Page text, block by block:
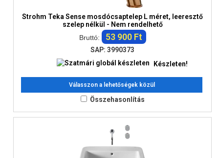
Strohm Teka Sense mosdócsaptelep L méret, leeresztő
szelep nélkül - Nem rendelhető
Bruttó:
53 900 Ft
SAP: 3990373
Készleten!
Válasszon a lehetőségek közül
Összehasonlítás